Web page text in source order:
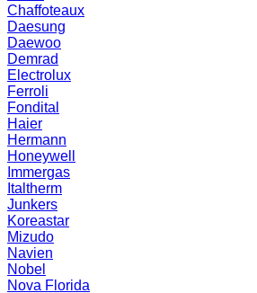
Chaffoteaux
Daesung
Daewoo
Demrad
Electrolux
Ferroli
Fondital
Haier
Hermann
Honeywell
Immergas
Italtherm
Junkers
Koreastar
Mizudо
Navien
Nobel
Nova Florida